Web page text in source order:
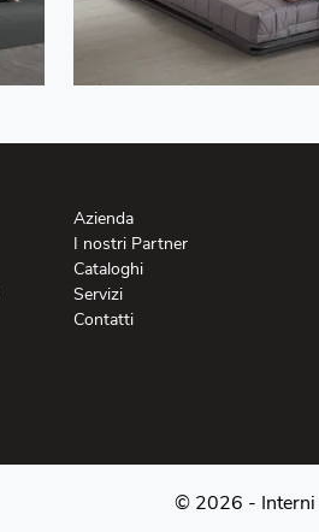
Azienda
I nostri Partner
Cataloghi
Servizi
Contatti
© 2026 -